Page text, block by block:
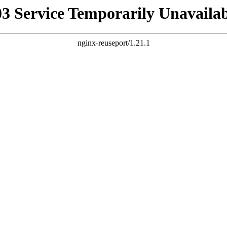
Service Temporarily
nginx-reuseport/1.21.1